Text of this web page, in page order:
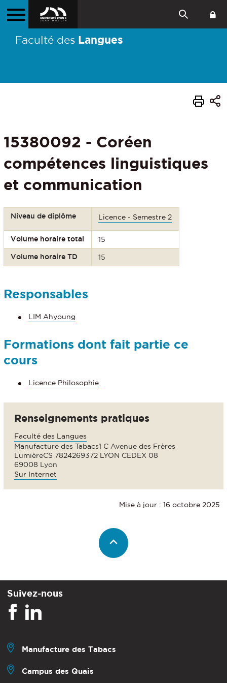
Faculté des Langues
15380092 - Coréen
compétences linguistiques
et communication
Niveau de diplôme Licence - Semestre 2
Volume horaire total 15
Volume horaire TD 15
Responsables
LIM Ahyoung
Formations dont fait partie ce
cours
Licence Philosophie
Renseignements pratiques
Faculté des Langues
Manufacture des Tabacs1 C Avenue des Frères
LumièreCS 7824269372 LYON CEDEX 08
69008 Lyon
Sur Internet
Mise à jour : 16 octobre 2025
Suivez-nous
Manufacture des Tabacs
Campus des Quais